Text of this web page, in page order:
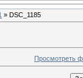
» DSC_1185
Просмотреть